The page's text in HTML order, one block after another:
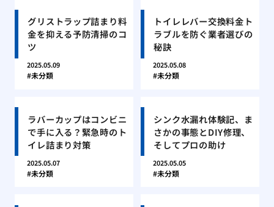
グリストラップ詰まり料
金を抑える予防清掃のコ
ツ
2025.05.09
未分類
トイレレバー交換料金ト
ラブルを防ぐ業者選びの
秘訣
2025.05.08
未分類
ラバーカップはコンビニ
で手に入る？緊急時のト
イレ詰まり対策
2025.05.07
未分類
シンク水漏れ体験記、ま
さかの事態とDIY修理、
そしてプロの助け
2025.05.05
未分類